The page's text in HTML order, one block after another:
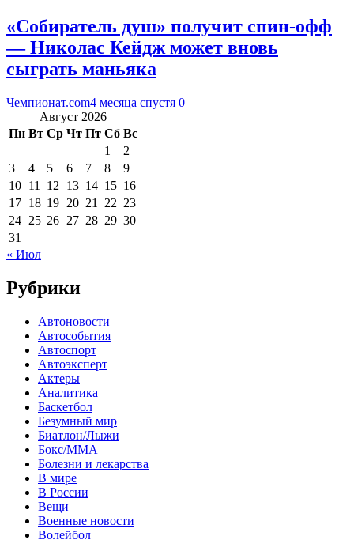
«Собиратель душ» получит спин-офф
— Николас Кейдж может вновь
сыграть маньяка
Чемпионат.com4 месяца спустя 0
Август 2026
Пн Вт Ср Чт Пт Сб Вс
1
2
3
4 5 6 7 8
9
10 11 12 13 14 15 16
17 18 19 20 21 22 23
24 25 26 27 28 29 30
31
« Июл
Рубрики
Автоновости
Автособытия
Автоспорт
Автоэксперт
Актеры
Аналитика
Баскетбол
Безумный мир
Биатлон/Лыжи
Бокс/MMA
Болезни и лекарства
В мире
В России
Вещи
Военные новости
Волейбол